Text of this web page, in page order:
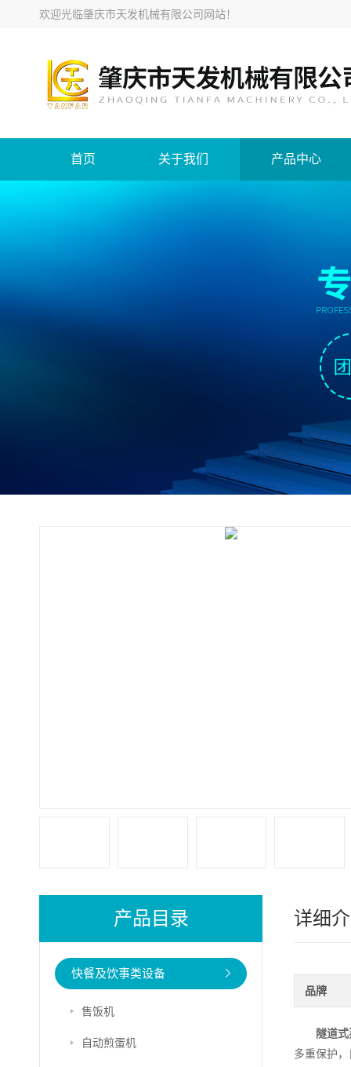
欢迎光临肇庆市天发机械有限公司网站！
首页 关于我们 产品中心
产品目录
快餐及饮事类设备
售饭机
自动煎蛋机
详细
品牌
隧道式
多重保护